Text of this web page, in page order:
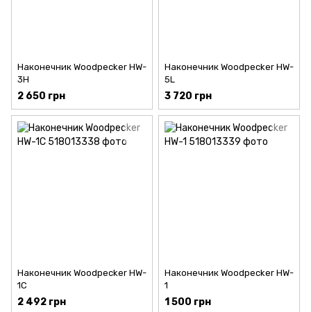
Наконечник Woodpecker HW-
3H
2 650 грн
Наконечник Woodpecker HW-
5L
3 720 грн
Наконечник Woodpecker HW-
1C
2 492 грн
Наконечник Woodpecker HW-
1
1 500 грн